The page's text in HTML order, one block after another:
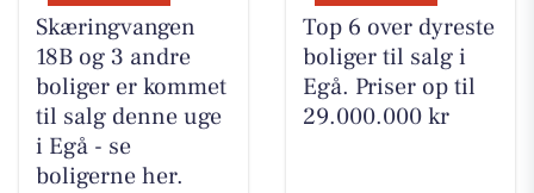
Skæringvangen
18B og 3 andre
boliger er kommet
til salg denne uge
i Egå - se
boligerne her.
Top 6 over dyreste
boliger til salg i
Egå. Priser op til
29.000.000 kr